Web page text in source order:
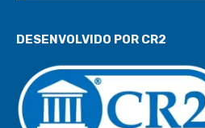
DESENVOLVIDO POR CR2